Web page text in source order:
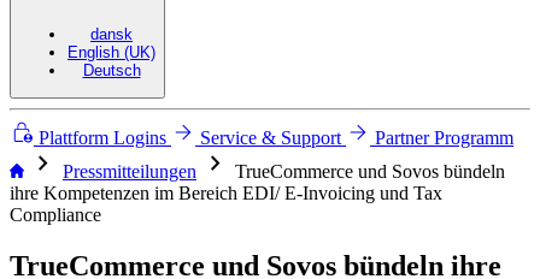
dansk
English (UK)
Deutsch
Plattform Logins Service & Support Partner Programm
chevron_right Pressmitteilungen chevron_right
TrueCommerce und Sovos bündeln
ihre Kompetenzen im Bereich EDI/ E-Invoicing und Tax
Compliance
TrueCommerce und Sovos bündeln ihre